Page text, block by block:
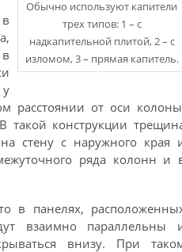
Обычно используют капители
трех типов: 1 – с
надкапительной плитой, 2 – с
изломом, 3 – прямая капитель.
расстоянии от оси
такой конструкции
стену с наружного края
ряда колонн и
в панелях,
взаимно параллельны
внизу. При